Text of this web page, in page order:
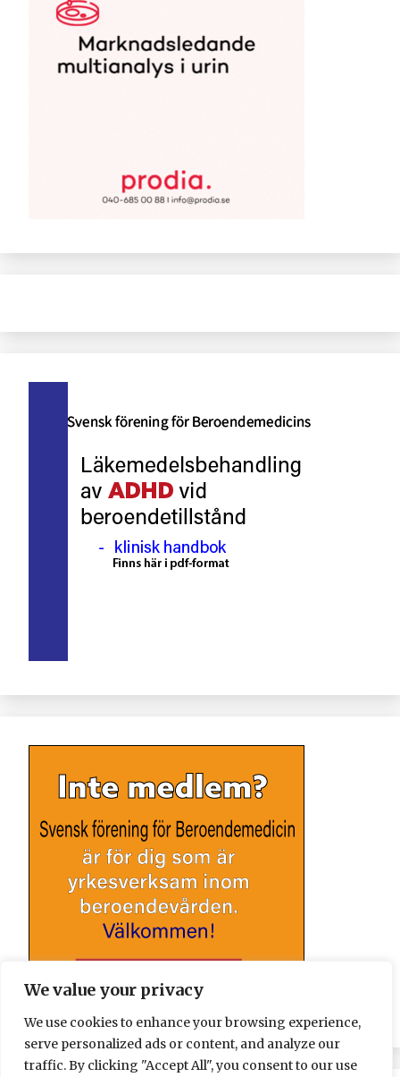
We value your privacy
We use cookies to enhance your browsing experience,
serve personalized ads or content, and analyze our
traffic. By clicking "Accept All", you consent to our use